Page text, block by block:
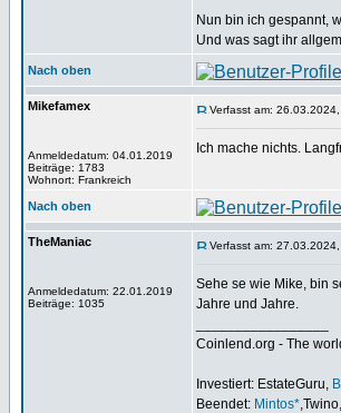
Nun bin ich gespannt,
Und was sagt ihr
Nach oben
Mikefamex
Anmeldedatum: 04.01.2019
Beiträge: 1783
Wohnort: Frankreich
Verfasst am:
Ich mache nichts.
Nach oben
TheManiac
Anmeldedatum: 22.01.2019
Beiträge: 1035
Verfasst am:
Sehe se wie Mike, bin
Jahre und Jahre.
Coinlend.org - The
Investiert: EstateGuru,
Beendet: Mintos*